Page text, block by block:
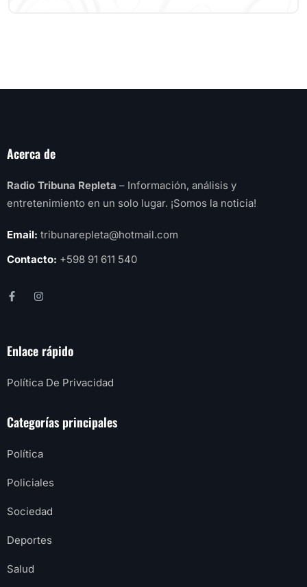
Acerca de
Radio Tribuna Repleta – Información, análisis y
entretenimiento en un solo lugar. ¡Somos la noticia!
Email: tribunarepleta@hotmail.com
Contacto: +598 91 611 540
Enlace rápido
Política De Privacidad
Categorías principales
Política
Policiales
Sociedad
Deportes
Salud